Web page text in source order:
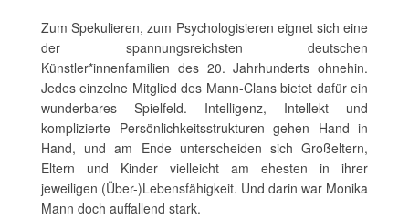
Zum Spekulieren, zum Psychologisieren eignet sich eine
der spannungsreichsten deutschen
Künstler*innenfamilien des 20. Jahrhunderts ohnehin.
Jedes einzelne Mitglied des Mann-Clans bietet dafür ein
wunderbares Spielfeld. Intelligenz, Intellekt und
komplizierte Persönlichkeitsstrukturen gehen Hand in
Hand, und am Ende unterscheiden sich Großeltern,
Eltern und Kinder vielleicht am ehesten in ihrer
jeweiligen (Über-)Lebensfähigkeit. Und darin war Monika
Mann doch auffallend stark.